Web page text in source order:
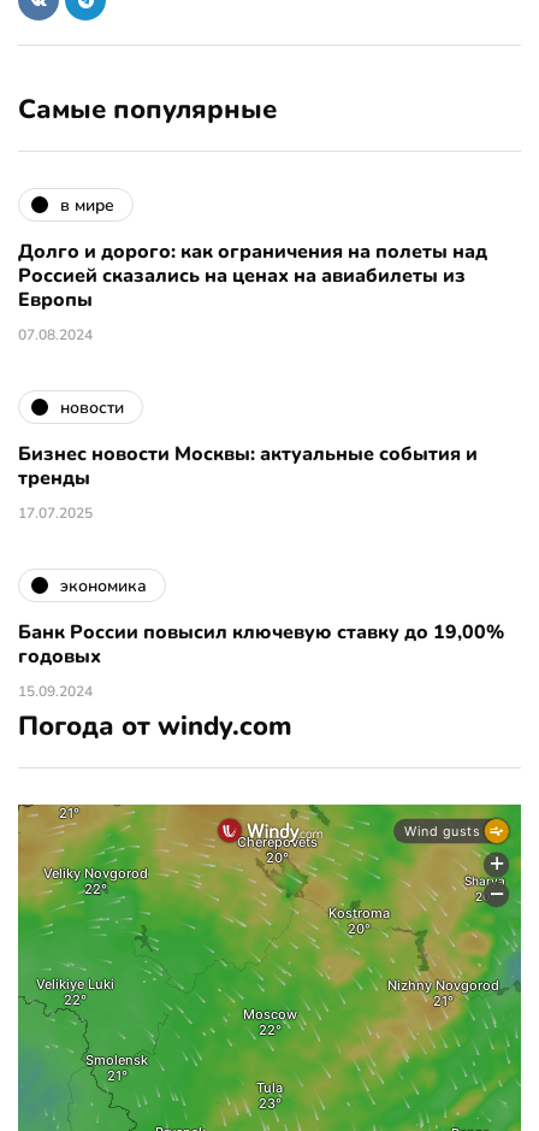
Самые популярные
в мире
Долго и дорого: как ограничения на полеты над
Россией сказались на ценах на авиабилеты из
Европы
07.08.2024
новости
Бизнес новости Москвы: актуальные события и
тренды
17.07.2025
экономика
Банк России повысил ключевую ставку до 19,00%
годовых
15.09.2024
Погода от windy.com